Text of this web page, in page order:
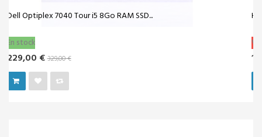
HP ProDesk 400 G5 Intel® Core™ i5 de 9e...
Vendu!
199,00 € 329,00 €